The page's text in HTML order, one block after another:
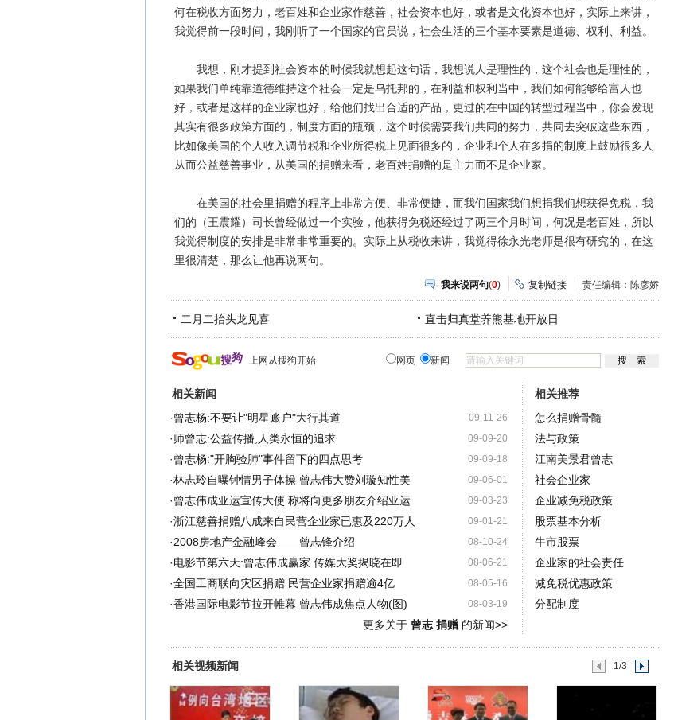
何在税收方面努力，老百姓和企业家作慈善，社会资本也好，或者是文化资本也好，实际上来讲，
我觉得前一段时间，我刚听了一个国家的官员说，社会生活的三个基本要素是道德、权利、利益。
我想，刚才提到社会资本的时候我就想起这句话，我想说人是理性的，这个社会也是理性的，
如果我们单纯靠道德维持这个社会一定是乌托邦的，在利益和权利当中，我们如何能够给富人也
好，或者是这样的企业家也好，给他们找出合适的产品，更过的在中国的转型过程当中，你会发现
其实有很多政策方面的，制度方面的瓶颈，这个时候需要我们共同的努力，共同去突破这些东西，
比如像美国的个人收入调节税和企业所得税上见面很多的，企业和个人在多捐的制度上鼓励很多人
从而公益慈善事业，从美国的捐赠来看，老百姓捐赠的是主力而不是企业家。
在美国的社会里捐赠的程序上非常方便、非常便捷，而我们国家我们想捐我们想获得免税，我
们的（王震耀）司长曾经做过一个实验，他获得免税还经过了两三个月时间，何况是老百姓，所以
我觉得制度的安排是非常非常重要的。实际上从税收来讲，我觉得徐永光老师是很有研究的，在这
里很清楚，那么让他再说两句。
我来说两句(0) 复制链接 责任编辑：陈彦娇
二月二抬头龙见喜 直击归真堂养熊基地开放日
上网从搜狗开始 网页 新闻
相关新闻
09-11-26
·曾志杨:不要让"明星账户"大行其道
09-09-20
·师曾志:公益传播,人类永恒的追求
09-09-18
·曾志杨:"开胸验肺"事件留下的四点思考
09-06-01
·林志玲自曝钟情男子体操 曾志伟大赞刘璇知性美
09-03-23
·曾志伟成亚运宣传大使 称将向更多朋友介绍亚运
09-01-21
·浙江慈善捐赠八成来自民营企业家已惠及220万人
08-10-24
·2008房地产金融峰会——曾志锋介绍
08-06-21
·电影节第六天:曾志伟成赢家 传媒大奖揭晓在即
08-05-16
·全国工商联向灾区捐赠 民营企业家捐赠逾4亿
08-03-19
·香港国际电影节拉开帷幕 曾志伟成焦点人物(图)
更多关于 曾志 捐赠的新闻>>
相关推荐
怎么捐赠骨髓
法与政策
江南美景君曾志
社会企业家
企业减免税政策
股票基本分析
牛市股票
企业家的社会责任
减免税优惠政策
分配制度
相关视频新闻 1/3